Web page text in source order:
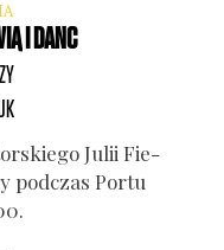
I DANC
Julii Fie­
pod­czas Por­tu